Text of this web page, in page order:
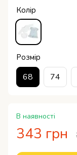
Колір
Розмір
68 74
В наявності
343 грн